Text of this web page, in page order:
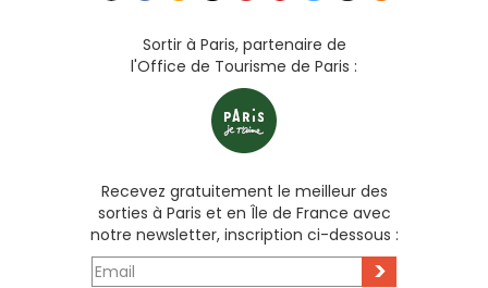
Sortir à Paris, partenaire de
l'Office de Tourisme de Paris :
Recevez gratuitement le meilleur des
sorties à Paris et en Île de France avec
notre newsletter, inscription ci-dessous :
>